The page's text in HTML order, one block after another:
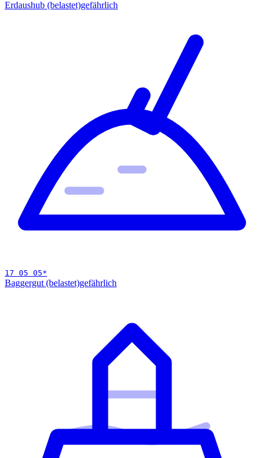
Erdaushub (belastet)gefährlich
17 05 05*
Baggergut (belastet)gefährlich